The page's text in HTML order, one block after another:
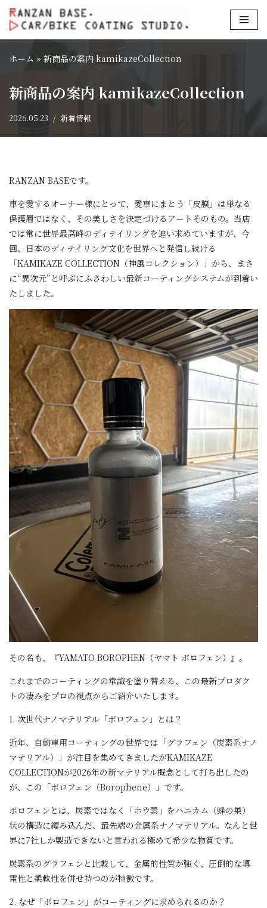
コ
テ
ツ
ス
キ
ホーム » 新商品の案内 kamikazeCollection
新商品の案内 kamikazeCollection
2026.05.23 新着情報
RANZAN BASEです。
車を愛するオーナー様にとって、愛車にまとう「皮膜」は単なる
保護層ではなく、その美しさを決定づけるアートそのもの。当店
では常に世界最高峰のディテイリングを追い求めていますが、今
回、日本のディテイリング文化を世界へと発信し続ける
「KAMIKAZE COLLECTION（神風コレクション）」から、まさ
に“異次元”と呼ぶにふさわしい最新コーティングシステムが到着い
たしました。
その名も、『YAMATO BOROPHEN（ヤマト ボロフェン）』。
これまでのコーティングの常識を塗り替える、この最新プロダク
トの凄みをプロの視点からご紹介いたします。
1. 次世代ナノマテリアル「ボロフェン」とは？
近年、自動車用コーティングの世界では「グラフェン（炭素系ナノ
マテリアル）」が注目を集めてきましたがKAMIKAZE
COLLECTIONが2026年の新マテリアル概念として打ち出したの
が、この「ボロフェン（Borophene）」です。
ボロフェンとは、炭素ではなく「ホウ素」をハニカム（蜂の巣）
状の構造に編み込んだ、最先端の金属系ナノマテリアル。なんと世
界に7社しか製造できないと言われる極めて希少な物質です。
炭素系のグラフェンと比較して、金属的性質が強く、圧倒的な導
電性と柔軟性を併せ持つのが特徴です。
2. なぜ「ボロフェン」がコーティングに求められるのか？